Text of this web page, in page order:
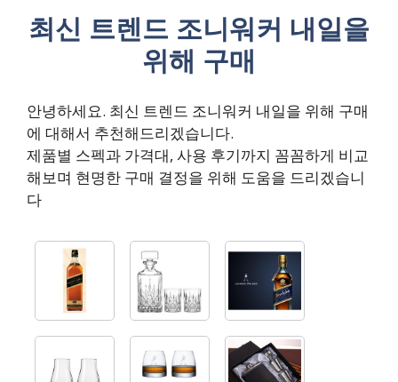
최신 트렌드 조니워커 내일을
위해 구매
안녕하세요. 최신 트렌드 조니워커 내일을 위해 구매
에 대해서 추천해드리겠습니다.
제품별 스펙과 가격대, 사용 후기까지 꼼꼼하게 비교
해보며 현명한 구매 결정을 위해 도움을 드리겠습니
다